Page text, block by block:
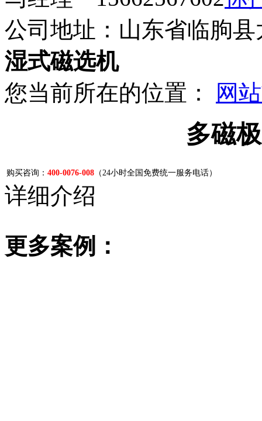
公司地址：山东省临朐
湿式磁选机
您当前所在的位置：
网
多磁
购买咨询： 400-0076-008 （24小时全国免费统一服务电话）
详细介绍
更多案例：